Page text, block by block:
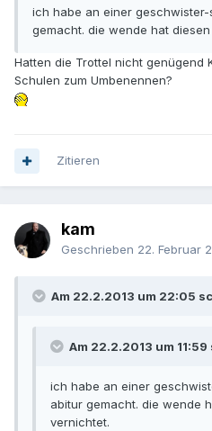
ich habe an einer
gemacht. die wende hat
Hatten die Trottel nicht genügend
Schulen zum Umbenennen?
Zitieren
kam
Geschrieben 22. Februar
Am 22.2.2013 um 22:05
Am 22.2.2013 um
ich habe an einer
abitur gemacht. die wende
vernichtet.